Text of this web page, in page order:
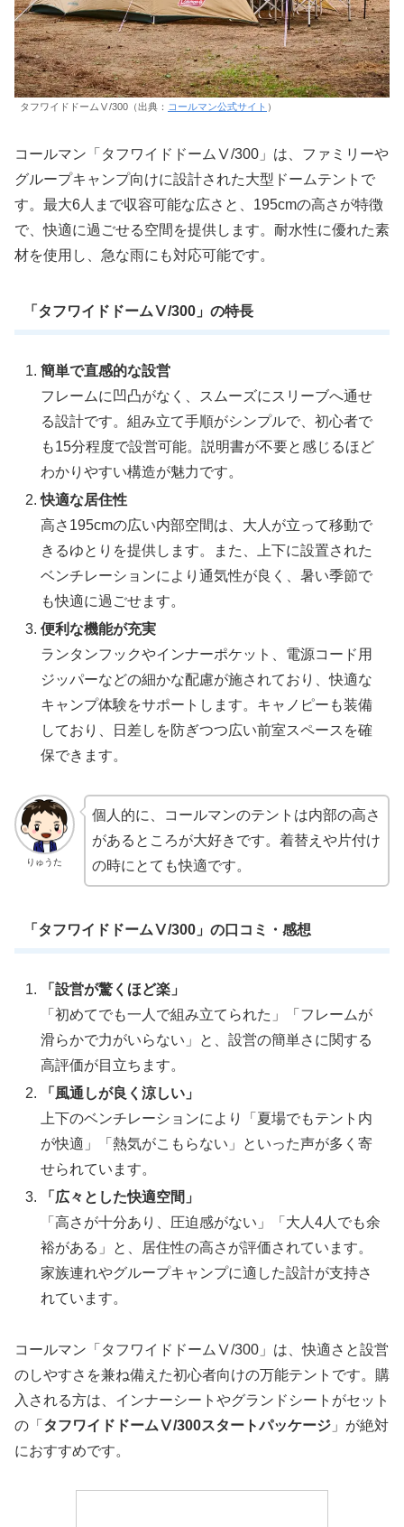
タフワイドドームⅤ/300（出典： コールマン公式サイト ）
コールマン「タフワイドドームⅤ/300」は、ファミリーや
グループキャンプ向けに設計された大型ドームテントで
す。最大6人まで収容可能な広さと、195cmの高さが特徴
で、快適に過ごせる空間を提供します。耐水性に優れた素
材を使用し、急な雨にも対応可能です。
「タフワイドドームⅤ/300」の特長
簡単で直感的な設営
フレームに凹凸がなく、スムーズにスリーブへ通せ
る設計です。組み立て手順がシンプルで、初心者で
も15分程度で設営可能。説明書が不要と感じるほど
わかりやすい構造が魅力です。
快適な居住性
高さ195cmの広い内部空間は、大人が立って移動で
きるゆとりを提供します。また、上下に設置された
ベンチレーションにより通気性が良く、暑い季節で
も快適に過ごせます。
便利な機能が充実
ランタンフックやインナーポケット、電源コード用
ジッパーなどの細かな配慮が施されており、快適な
キャンプ体験をサポートします。キャノピーも装備
しており、日差しを防ぎつつ広い前室スペースを確
保できます。
りゅうた
個人的に、コールマンのテントは内部の高さ
があるところが大好きです。着替えや片付け
の時にとても快適です。
「タフワイドドームⅤ/300」の口コミ・感想
「設営が驚くほど楽」
「初めてでも一人で組み立てられた」「フレームが
滑らかで力がいらない」と、設営の簡単さに関する
高評価が目立ちます。
「風通しが良く涼しい」
上下のベンチレーションにより「夏場でもテント内
が快適」「熱気がこもらない」といった声が多く寄
せられています。
「広々とした快適空間」
「高さが十分あり、圧迫感がない」「大人4人でも余
裕がある」と、居住性の高さが評価されています。
家族連れやグループキャンプに適した設計が支持さ
れています。
コールマン「タフワイドドームⅤ/300」は、快適さと設営
のしやすさを兼ね備えた初心者向けの万能テントです。購
入される方は、インナーシートやグランドシートがセット
の「 タフワイドドームⅤ/300スタートパッケージ 」が絶対
におすすめです。